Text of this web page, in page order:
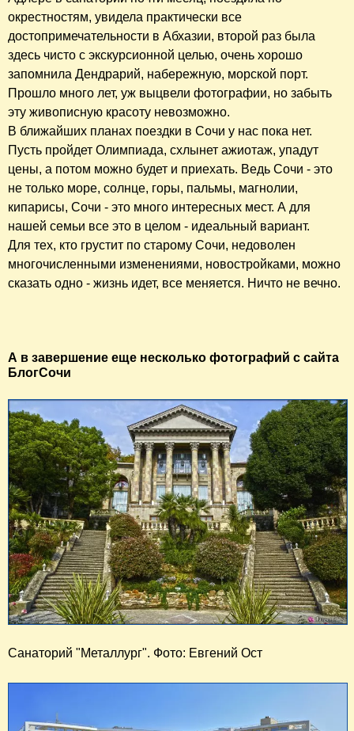
окрестностям, увидела практически все
достопримечательности в Абхазии, второй раз была
здесь чисто с экскурсионной целью, очень хорошо
запомнила Дендрарий, набережную, морской порт.
Прошло много лет, уж выцвели фотографии, но забыть
эту живописную красоту невозможно.
В ближайших планах поездки в Сочи у нас пока нет.
Пусть пройдет Олимпиада, схлынет ажиотаж, упадут
цены, а потом можно будет и приехать. Ведь Сочи - это
не только море, солнце, горы, пальмы, магнолии,
кипарисы, Сочи - это много интересных мест. А для
нашей семьи все это в целом - идеальный вариант.
Для тех, кто грустит по старому Сочи, недоволен
многочисленными изменениями, новостройками, можно
сказать одно - жизнь идет, все меняется. Ничто не вечно.
А в завершение еще несколько фотографий с сайта
БлогСочи
Санаторий "Металлург". Фото: Евгений Ост